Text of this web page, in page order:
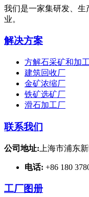
我们是一家集研发、
业。
解决方案
方解石采矿和加
建筑回收厂
金矿浓缩厂
铁矿选矿厂
滑石加工厂
联系我们
公司地址: 上海市浦东
电话: +86 180
工厂图册